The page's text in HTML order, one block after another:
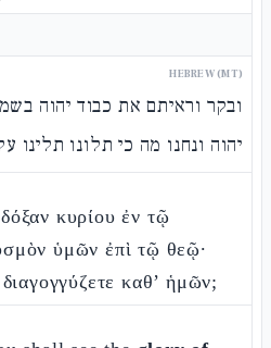
HEBREW (MT)
ובקר וראיתם את כבוד יהוה
יהוה ונחנו מה כי תלונו תלינו
κυρίου ἐν τῷ
ὑμῶν ἐπὶ τῷ θεῷ·
καθ’ ἡμῶν;